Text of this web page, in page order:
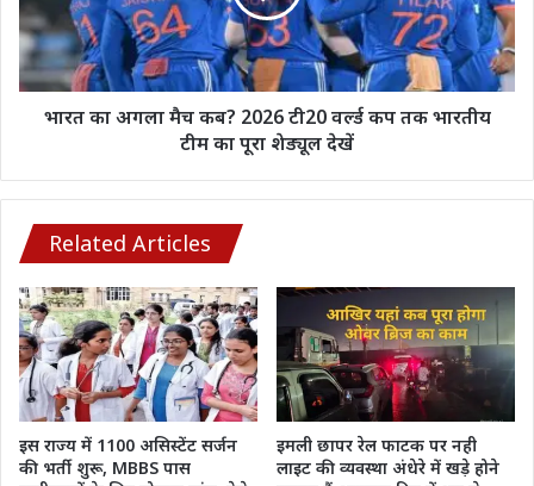
2026
टी20
वर्ल्ड
कप
शेड्यूल
देखें
भारत का अगला मैच कब? 2026 टी20 वर्ल्ड कप तक भारतीय
टीम का पूरा शेड्यूल देखें
Related Articles
इस राज्य में 1100 असिस्टेंट सर्जन
की भर्ती शुरू, MBBS पास
इमली छापर रेल फाटक पर नही
लाइट की व्यवस्था अंधेरे में खड़े होने